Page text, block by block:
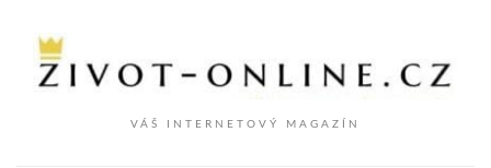
VÁŠ INTERNETOVÝ MAGAZÍN